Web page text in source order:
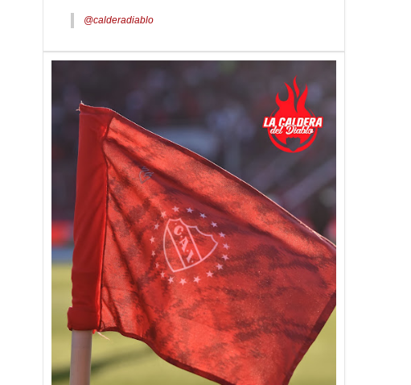
@calderadiablo